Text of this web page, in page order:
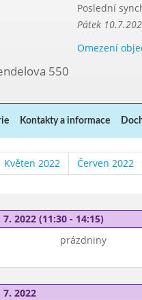
Poslední
Pátek
Omezení
550
Kontakty a informace
Květen 2022 Červen 2022
2022 (11:30 - 14:15)
prázdniny
2022